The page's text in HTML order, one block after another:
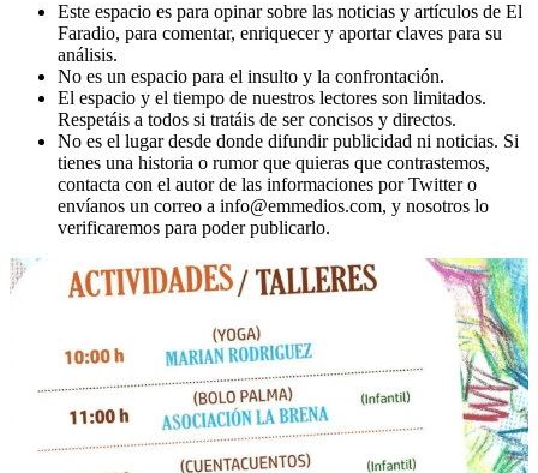
Este espacio es para opinar sobre las noticias y artículos de El
Faradio, para comentar, enriquecer y aportar claves para su
análisis.
No es un espacio para el insulto y la confrontación.
El espacio y el tiempo de nuestros lectores son limitados.
Respetáis a todos si tratáis de ser concisos y directos.
No es el lugar desde donde difundir publicidad ni noticias. Si
tienes una historia o rumor que quieras que contrastemos,
contacta con el autor de las informaciones por Twitter o
envíanos un correo a info@emmedios.com, y nosotros lo
verificaremos para poder publicarlo.